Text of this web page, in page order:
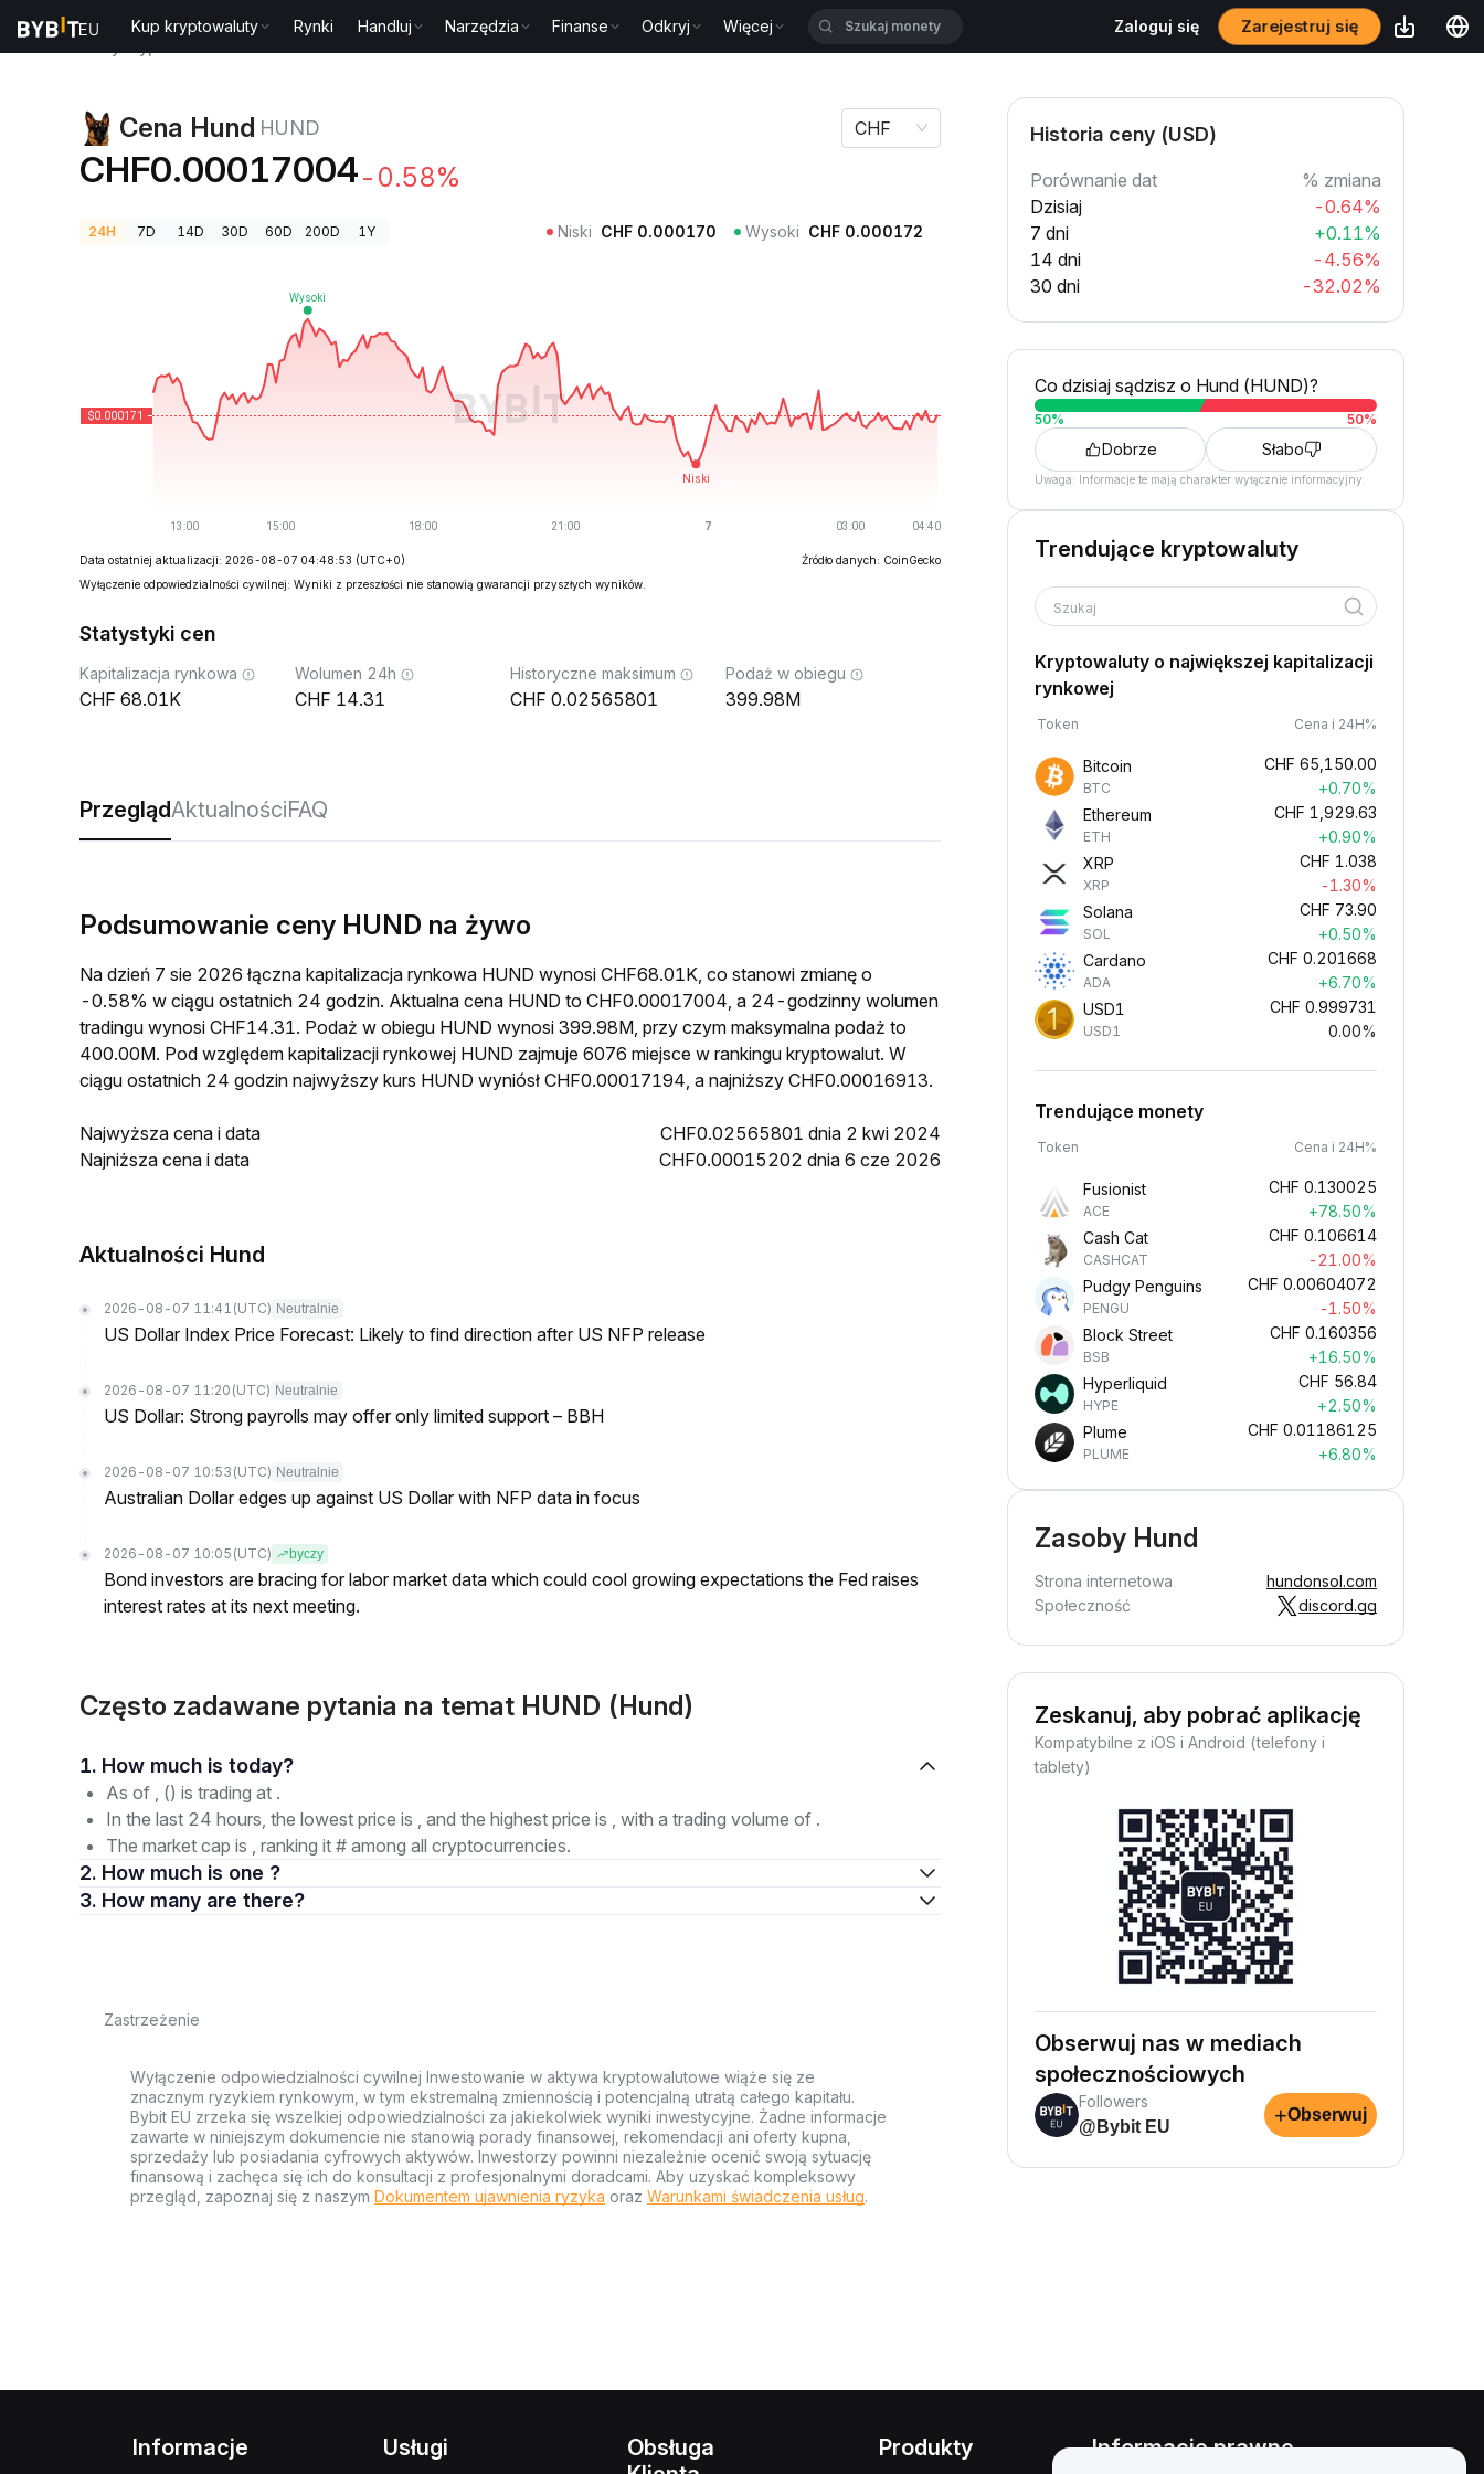
Kup kryptowaluty Rynki Handluj Narzędzia Finanse Odkryj Więcej Zaloguj się Zarejestruj się
Cena Hund HUND
CHF0.00017004-0.58%
CHF
24H 7D 14D 30D 60D 200D 1Y Niski CHF 0.000170 Wysoki CHF 0.000172
Data ostatniej aktualizacji: 2026-08-07 04:48:53 (UTC+0)
Źródło danych: CoinGecko
Wyłączenie odpowiedzialności cywilnej: Wyniki z przeszłości nie stanowią gwarancji przyszłych wyników.
Statystyki cen
Kapitalizacja rynkowa
68.01K
Wolumen 24h
14.31
Historyczne maksimum
0.02565801
Podaż w obiegu
399.98M
PrzeglądAktualnościFAQ
Podsumowanie ceny HUND na żywo
Na dzień 7 sie 2026 łączna kapitalizacja rynkowa HUND wynosi CHF68.01K, co stanowi zmianę o
-0.58% w ciągu ostatnich 24 godzin. Aktualna cena HUND to CHF0.00017004, a 24-godzinny wolumen
tradingu wynosi CHF14.31. Podaż w obiegu HUND wynosi 399.98M, przy czym maksymalna podaż to
400.00M. Pod względem kapitalizacji rynkowej HUND zajmuje 6076 miejsce w rankingu kryptowalut. W
ciągu ostatnich 24 godzin najwyższy kurs HUND wyniósł CHF0.00017194, a najniższy CHF0.00016913.
Najwyższa cena i data
CHF0.02565801 dnia 2 kwi 2024
Najniższa cena i data
CHF0.00015202 dnia 6 cze 2026
Aktualności Hund
2026-08-07 11:41 (UTC) Neutralnie
US Dollar Index Price Forecast: Likely to find direction after US NFP release
2026-08-07 11:20 (UTC) Neutralnie
US Dollar: Strong payrolls may offer only limited support – BBH
2026-08-07 10:53 (UTC) Neutralnie
Australian Dollar edges up against US Dollar with NFP data in focus
2026-08-07 10:05 (UTC) byczy
Bond investors are bracing for labor market data which could cool growing expectations the Fed raises
interest rates at its next meeting.
Często zadawane pytania na temat HUND (Hund)
1. How much is today?
As of , () is trading at .
In the last 24 hours, the lowest price is , and the highest price is , with a trading volume of .
The market cap is , ranking it # among all cryptocurrencies.
2. How much is one ?
3. How many are there?
Zastrzeżenie
Wyłączenie odpowiedzialności cywilnej Inwestowanie w aktywa kryptowalutowe wiąże się ze
znacznym ryzykiem rynkowym, w tym ekstremalną zmiennością i potencjalną utratą całego kapitału.
Bybit EU zrzeka się wszelkiej odpowiedzialności za jakiekolwiek wyniki inwestycyjne. Żadne informacje
zawarte w niniejszym dokumencie nie stanowią porady finansowej, rekomendacji ani oferty kupna,
sprzedaży lub posiadania cyfrowych aktywów. Inwestorzy powinni niezależnie ocenić swoją sytuację
finansową i zachęca się ich do konsultacji z profesjonalnymi doradcami. Aby uzyskać kompleksowy
przegląd, zapoznaj się z naszym Dokumentem ujawnienia ryzyka oraz Warunkami świadczenia usług.
Historia ceny (USD)
Porównanie dat
% zmiana
Dzisiaj
-0.64%
7 dni
+0.11%
14 dni
-4.56%
30 dni
-32.02%
Co dzisiaj sądzisz o Hund (HUND)?
50% 50%
Dobrze Słabo
Uwaga: Informacje te mają charakter wyłącznie informacyjny.
Trendujące kryptowaluty
Szukaj
Kryptowaluty o największej kapitalizacji
rynkowej
Token Cena i 24H%
Bitcoin
BTC
CHF 65,150.00
+0.70%
Ethereum
ETH
CHF 1,929.63
+0.90%
XRP
XRP
CHF 1.038
-1.30%
Solana
SOL
CHF 73.90
+0.50%
Cardano
ADA
CHF 0.201668
+6.70%
USD1
USD1
CHF 0.999731
0.00%
Trendujące monety
Token Cena i 24H%
Fusionist
ACE
CHF 0.130025
+78.50%
Cash Cat
CASHCAT
CHF 0.106614
-21.00%
Pudgy Penguins
PENGU
CHF 0.00604072
-1.50%
Block Street
BSB
CHF 0.160356
+16.50%
Hyperliquid
HYPE
CHF 56.84
+2.50%
Plume
PLUME
CHF 0.01186125
+6.80%
Zasoby Hund
Strona internetowa
hundonsol.com
Społeczność
discord.gg
Zeskanuj, aby pobrać aplikację
Kompatybilne z iOS i Android (telefony i
tablety)
Obserwuj nas w mediach
społecznościowych
Followers
@Bybit EU
+Obserwuj
Informacje Usługi
Obsługa
Produkty Informacje prawne